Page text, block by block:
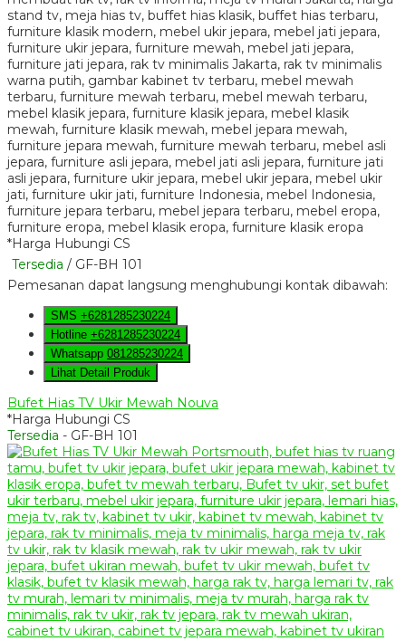
*Harga Hubungi CS
Tersedia / GF-BH 101
Pemesanan dapat langsung menghubungi kontak dibawah:
SMS +6281285230224
Hotline +6281285230224
Whatsapp 081285230224
Lihat Detail Produk
Bufet Hias TV Ukir Mewah Nouva
*Harga Hubungi CS
Tersedia - GF-BH 101